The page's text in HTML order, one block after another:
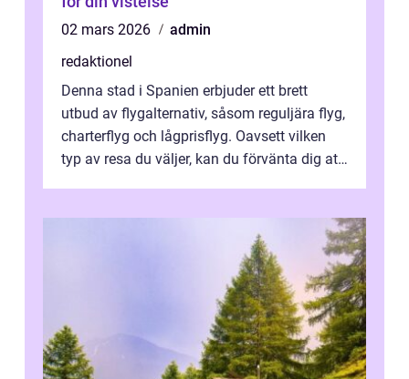
02 mars 2026
admin
redaktionel
Denna stad i Spanien erbjuder ett brett
utbud av flygalternativ, såsom reguljära flyg,
charterflyg och lågprisflyg. Oavsett vilken
typ av resa du väljer, kan du förvänta dig att